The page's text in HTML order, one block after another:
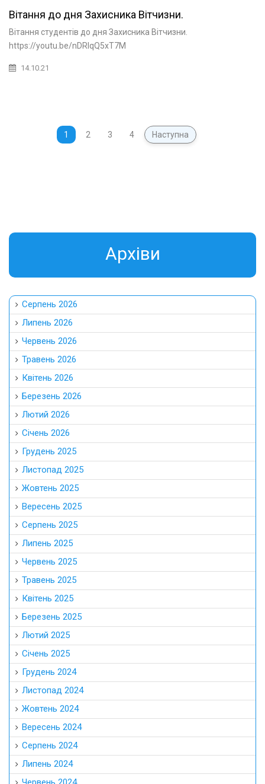
Вітання до дня Захисника Вітчизни.
Вітання студентів до дня Захисника Вітчизни.
https://youtu.be/nDRlqQ5xT7M
14.10.21
1 2 3 4 Наступна
Aрхіви
Серпень 2026
Липень 2026
Червень 2026
Травень 2026
Квітень 2026
Березень 2026
Лютий 2026
Січень 2026
Грудень 2025
Листопад 2025
Жовтень 2025
Вересень 2025
Серпень 2025
Липень 2025
Червень 2025
Травень 2025
Квітень 2025
Березень 2025
Лютий 2025
Січень 2025
Грудень 2024
Листопад 2024
Жовтень 2024
Вересень 2024
Серпень 2024
Липень 2024